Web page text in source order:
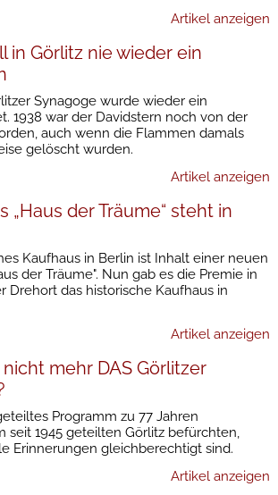
Artikel anzeigen
in Görlitz nie wieder ein
Synagoge wurde wieder ein
1938 war der Davidstern noch von der
auch wenn die Flammen damals
gelöscht wurden.
Artikel anzeigen
„Haus der Träume“ steht in
Kaufhaus in Berlin ist Inhalt einer neuen
der Träume". Nun gab es die Premie in
Drehort das historische Kaufhaus in
Artikel anzeigen
nicht mehr DAS Görlitzer
Programm zu 77 Jahren
seit 1945 geteilten Görlitz befürchten,
Erinnerungen gleichberechtigt sind.
Artikel anzeigen